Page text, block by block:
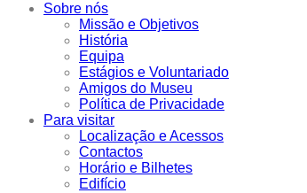
Sobre nós
Missão e Objetivos
História
Equipa
Estágios e Voluntariado
Amigos do Museu
Política de Privacidade
Para visitar
Localização e Acessos
Contactos
Horário e Bilhetes
Edifício